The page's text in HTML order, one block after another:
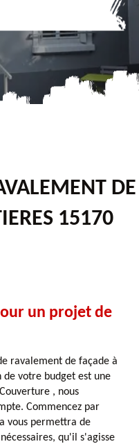
DE
15170
un projet de
ravalement de façade à
de votre budget est une
, nous
Commencez par
vous permettra de
qu'il s'agisse